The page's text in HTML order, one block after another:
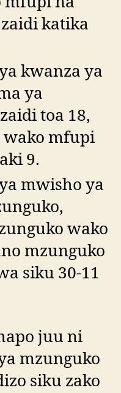
katika
kwanza ya
ya
toa 18,
wako mfupi
9.
mwisho ya
wako
mzunguko
siku 30-11
juu ni
mzunguko
siku zako